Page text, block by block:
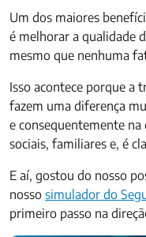
Um dos maiores
é melhorar a qualidade
mesmo que nenhuma
Isso acontece porque a
fazem uma diferença
e consequentemente
sociais, familiares e, é
E aí, gostou do nosso
nosso simulador do
primeiro passo na